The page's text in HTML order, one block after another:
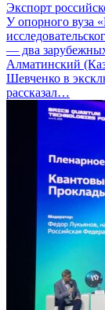
Экспорт
У опорного вуза
— два
Алматинский
Шевченко в
рассказал…